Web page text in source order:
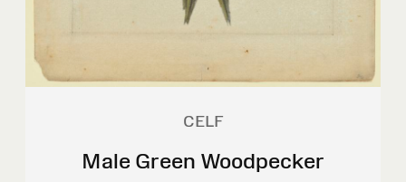
CELF
Male Green Woodpecker